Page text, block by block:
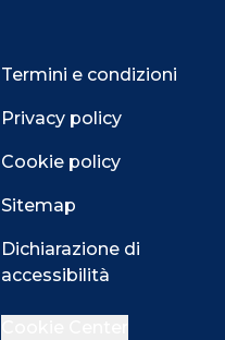
Termini e condizioni
Privacy policy
Cookie policy
Sitemap
Dichiarazione di
accessibilità